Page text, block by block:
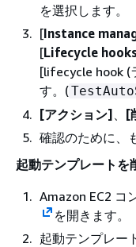
を選択します。
[Instance
[Lifecycle
[lifecycle hook (
す。(
[アクション]
[
確認のために、
起動テンプレートを
Amazon EC2 コ
を開きます。
起動テンプレー